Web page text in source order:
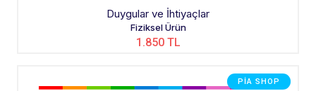
Duygular ve İhtiyaçlar
Fiziksel Ürün
1.850 TL
PIA SHOP